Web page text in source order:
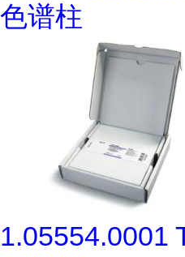
色谱柱
1.05554.0001